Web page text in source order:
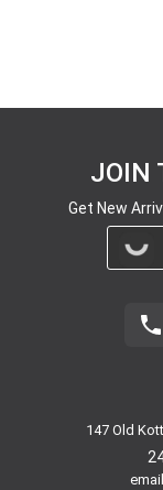
JOIN
Get New
147 Old